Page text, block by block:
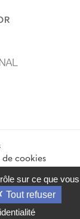
cookies
info.gouv.fr
sur ce que vous
Tout refuser